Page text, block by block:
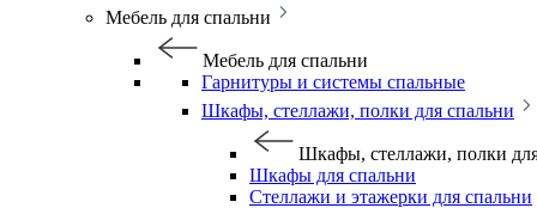
Мебель для спальни
Мебель для спальни
Гарнитуры и системы спальные
Шкафы, стеллажи, полки для спальни
Шкафы, стеллажи, полки
Шкафы для спальни
Стеллажи и этажерки для спальни